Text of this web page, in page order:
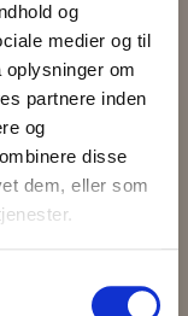
og
medier og til
om
partnere inden
og
disse
dem, eller som